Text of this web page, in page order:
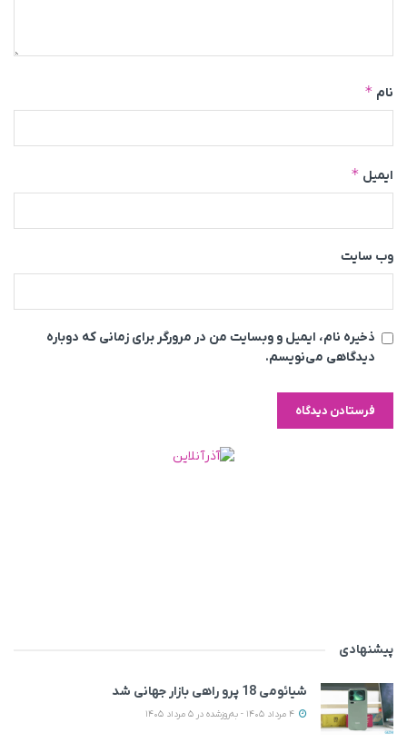
نام *
ایمیل *
وب‌ سایت
ذخیره نام، ایمیل و وبسایت من در مرورگر برای زمانی که دوباره
دیدگاهی می‌نویسم.
پیشنهادی
شیائومی 18 پرو راهی بازار جهانی شد